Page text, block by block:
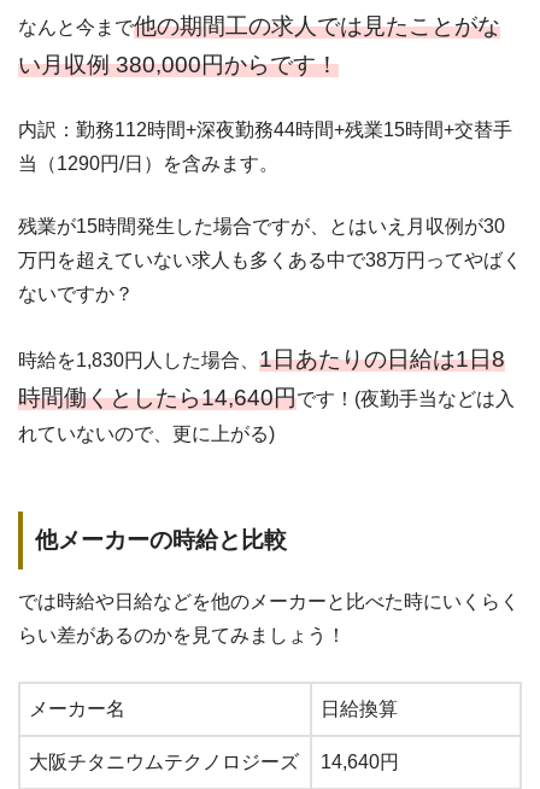
なんと今まで他の期間工の求人では見たことがな
い月収例 380,000円からです！
内訳：勤務112時間+深夜勤務44時間+残業15時間+交替手
当（1290円/日）を含みます。
残業が15時間発生した場合ですが、とはいえ月収例が30
万円を超えていない求人も多くある中で38万円ってやばく
ないですか？
時給を1,830円人した場合、 1日あたりの日給は1日8
時間働くとしたら14,640円です！(夜勤手当などは入
れていないので、更に上がる)
他メーカーの時給と比較
では時給や日給などを他のメーカーと比べた時にいくらく
らい差があるのかを見てみましょう！
メーカー名 日給換算
大阪チタニウムテクノロジーズ 14,640円